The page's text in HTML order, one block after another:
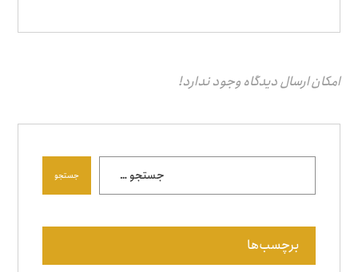
امکان ارسال دیدگاه وجود ندارد!
جستجو
برچسب‌ها